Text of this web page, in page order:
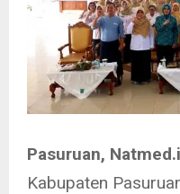
Pasuruan,
Kabupaten